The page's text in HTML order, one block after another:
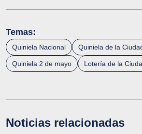
Temas:
Quiniela Nacional Quiniela de la
Quiniela 2 de mayo Lotería de la
Noticias relacionadas